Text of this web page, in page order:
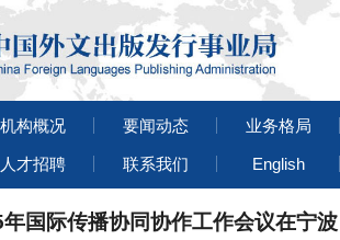
机构概况 要闻动态 业务格局
人才招聘 联系我们 English
国际传播协同协作工作会议在宁波